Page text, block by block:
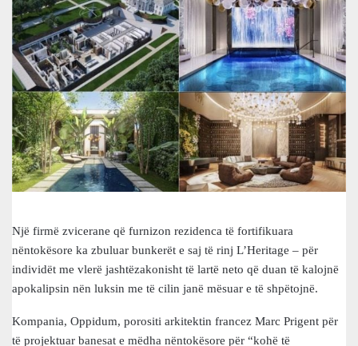
Një firmë zvicerane që furnizon rezidenca të fortifikuara
nëntokësore ka zbuluar bunkerët e saj të rinj L’Heritage – për
individët me vlerë jashtëzakonisht të lartë neto që duan të kalojnë
apokalipsin nën luksin me të cilin janë mësuar e të shpëtojnë.
Kompania, Oppidum, porositi arkitektin francez Marc Prigent për
të projektuar banesat e mëdha nëntokësore për “kohë të